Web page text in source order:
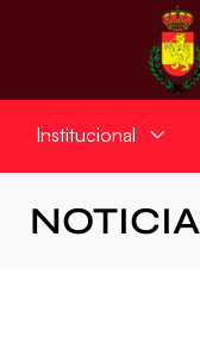
Institucional